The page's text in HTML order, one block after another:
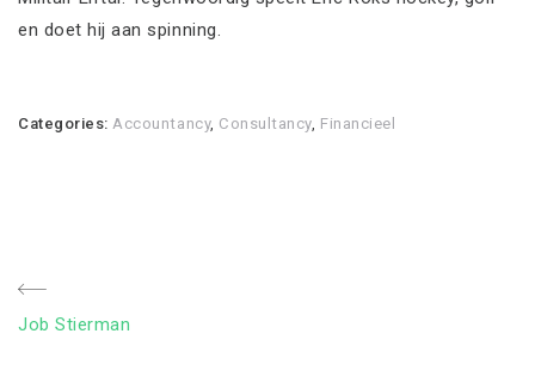
en doet hij aan spinning.
Categories: Accountancy, Consultancy, Financieel
Bericht
Previous
Job Stierman